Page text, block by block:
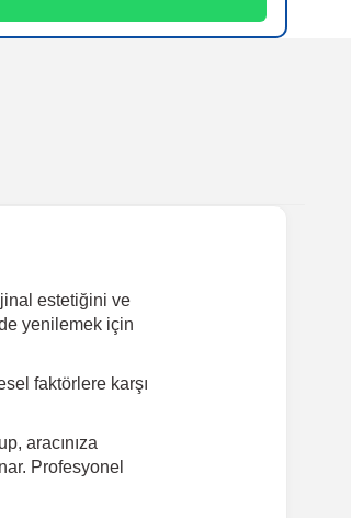
estetiğini ve
yenilemek için
faktörlere karşı
aracınıza
Profesyonel